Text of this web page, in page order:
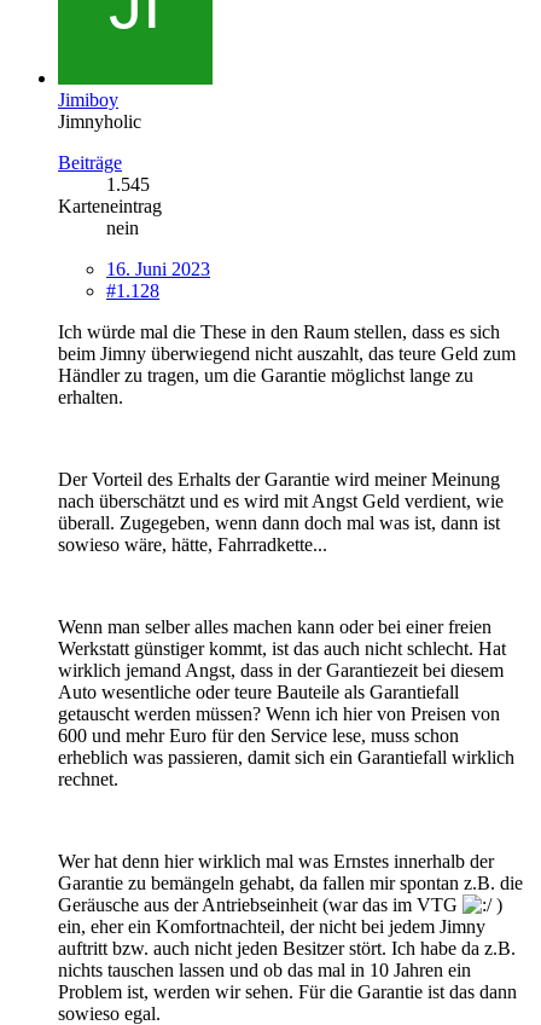
Jimiboy
Jimnyholic
Beiträge
1.545
Karteneintrag
nein
16. Juni 2023
#1.128
Ich würde mal die These in den Raum stellen, dass es sich
beim Jimny überwiegend nicht auszahlt, das teure Geld zum
Händler zu tragen, um die Garantie möglichst lange zu
erhalten.
Der Vorteil des Erhalts der Garantie wird meiner Meinung
nach überschätzt und es wird mit Angst Geld verdient, wie
überall. Zugegeben, wenn dann doch mal was ist, dann ist
sowieso wäre, hätte, Fahrradkette...
Wenn man selber alles machen kann oder bei einer freien
Werkstatt günstiger kommt, ist das auch nicht schlecht. Hat
wirklich jemand Angst, dass in der Garantiezeit bei diesem
Auto wesentliche oder teure Bauteile als Garantiefall
getauscht werden müssen? Wenn ich hier von Preisen von
600 und mehr Euro für den Service lese, muss schon
erheblich was passieren, damit sich ein Garantiefall wirklich
rechnet.
Wer hat denn hier wirklich mal was Ernstes innerhalb der
Garantie zu bemängeln gehabt, da fallen mir spontan z.B. die
Geräusche aus der Antriebseinheit (war das im VTG
)
ein, eher ein Komfortnachteil, der nicht bei jedem Jimny
auftritt bzw. auch nicht jeden Besitzer stört. Ich habe da z.B.
nichts tauschen lassen und ob das mal in 10 Jahren ein
Problem ist, werden wir sehen. Für die Garantie ist das dann
sowieso egal.